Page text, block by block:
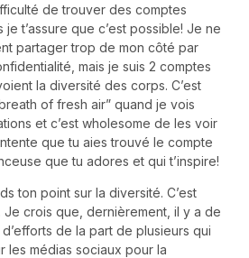
de trouver des comptes
je t’assure que c’est possible! Je ne
partager trop de mon côté par
mais je suis 2 comptes
la diversité des corps. C’est
of fresh air” quand je vois
et c’est wholesome de les voir
que tu aies trouvé le compte
que tu adores et qui t’inspire!
ton point sur la diversité. C’est
Je crois que, dernièrement, il y a de
de la part de plusieurs qui
les médias sociaux pour la